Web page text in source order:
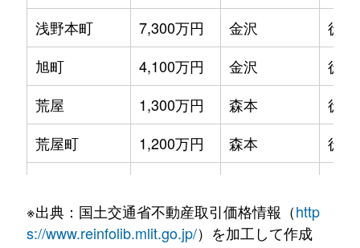
浅野本町
7,300万円 金沢
徒
旭町
4,100万円 金沢
徒
荒屋
1,300万円 森本
徒
荒屋町
1,200万円 森本
徒
有松
1,200万円 金沢
※出典：国土交通省不動産取引価格情報（http
s://www.reinfolib.mlit.go.jp/）を加工して作成